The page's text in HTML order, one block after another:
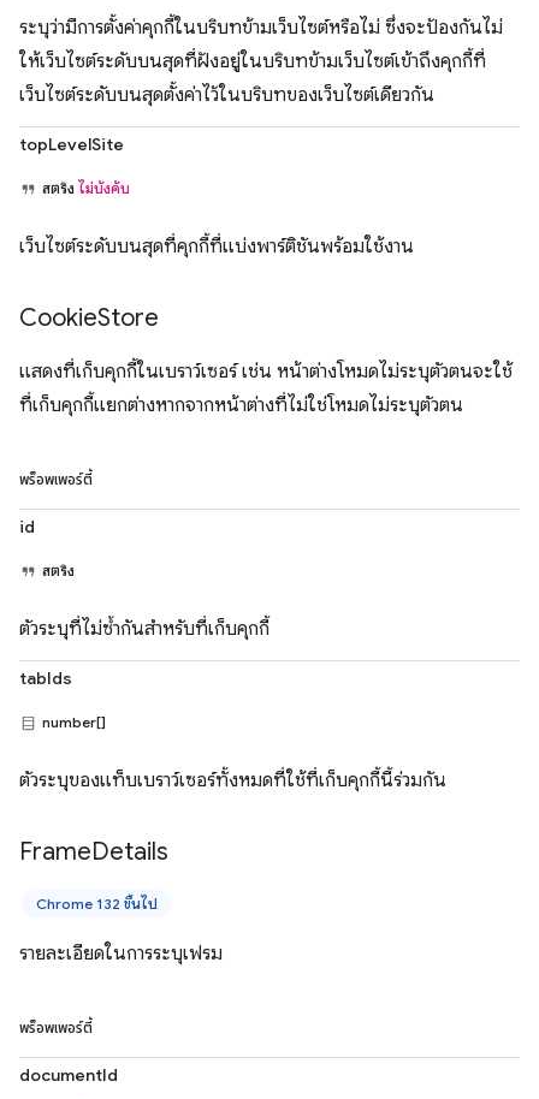
ระบุว่ามีการตั้งค่าคุกกี้ในบริบทข้ามเว็บไซต์หรือไม่ ซึ่งจะป้องกันไม่
ให้เว็บไซต์ระดับบนสุดที่ฝังอยู่ในบริบทข้ามเว็บไซต์เข้าถึงคุกกี้ที่
เว็บไซต์ระดับบนสุดตั้งค่าไว้ในบริบทของเว็บไซต์เดียวกัน
topLevelSite
สตริง ไม่บังคับ
เว็บไซต์ระดับบนสุดที่คุกกี้ที่แบ่งพาร์ติชันพร้อมใช้งาน
CookieStore
แสดงที่เก็บคุกกี้ในเบราว์เซอร์ เช่น หน้าต่างโหมดไม่ระบุตัวตนจะใช้
ที่เก็บคุกกี้แยกต่างหากจากหน้าต่างที่ไม่ใช่โหมดไม่ระบุตัวตน
พร็อพเพอร์ตี้
id
สตริง
ตัวระบุที่ไม่ซ้ำกันสำหรับที่เก็บคุกกี้
tabIds
number[]
ตัวระบุของแท็บเบราว์เซอร์ทั้งหมดที่ใช้ที่เก็บคุกกี้นี้ร่วมกัน
FrameDetails
Chrome 132 ขึ้นไป
รายละเอียดในการระบุเฟรม
พร็อพเพอร์ตี้
documentId